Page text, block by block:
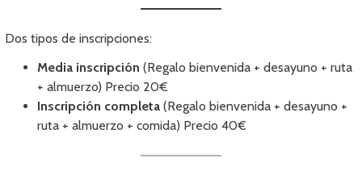
Dos tipos de inscripciones:
Media inscripción (Regalo bienvenida + desayuno + ruta
+ almuerzo) Precio 20€
Inscripción completa (Regalo bienvenida + desayuno +
ruta + almuerzo + comida) Precio 40€